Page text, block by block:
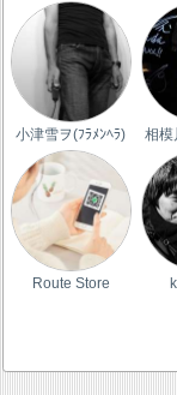
小津雪ヲ(ﾌﾗﾒﾝﾍﾗ) 相模
Route Store